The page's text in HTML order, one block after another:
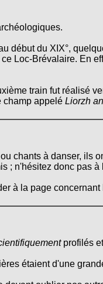
début du XIX°,
Loc-Brévalaire. En
train fut réalisé
champ appelé Liorzh
chants à danser, ils
; n'hésitez donc pas à
à la page
profilés
étaient d'une